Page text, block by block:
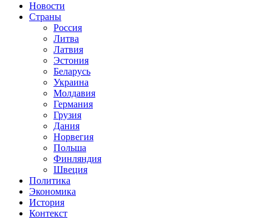
Новости
Страны
Россия
Литва
Латвия
Эстония
Беларусь
Украина
Молдавия
Германия
Грузия
Дания
Норвегия
Польша
Финляндия
Швеция
Политика
Экономика
История
Контекст